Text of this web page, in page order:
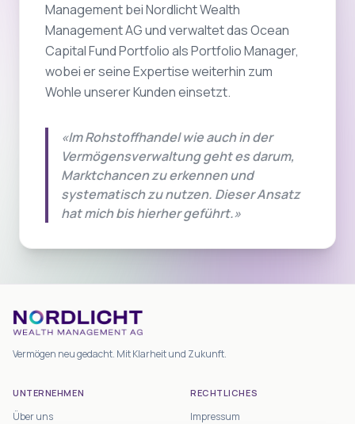
Management bei Nordlicht Wealth
Management AG und verwaltet das Ocean
Capital Fund Portfolio als Portfolio Manager,
wobei er seine Expertise weiterhin zum
Wohle unserer Kunden einsetzt.
«Im Rohstoffhandel wie auch in der
Vermögensverwaltung geht es darum,
Marktchancen zu erkennen und
systematisch zu nutzen. Dieser Ansatz
hat mich bis hierher geführt.»
Vermögen neu gedacht. Mit Klarheit und Zukunft.
UNTERNEHMEN
Über uns
RECHTLICHES
Impressum